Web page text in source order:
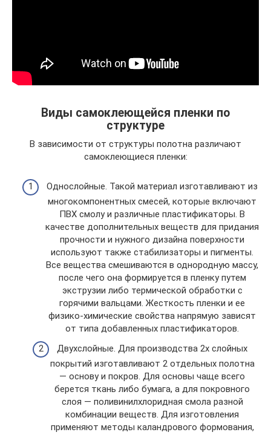
Виды самоклеющейся пленки по
структуре
В зависимости от структуры полотна различают
самоклеющиеся пленки:
Однослойные. Такой материал изготавливают из
многокомпонентных смесей, которые включают
ПВХ смолу и различные пластификаторы. В
качестве дополнительных веществ для придания
прочности и нужного дизайна поверхности
используют также стабилизаторы и пигменты.
Все вещества смешиваются в однородную массу,
после чего она формируется в пленку путем
экструзии либо термической обработки с
горячими вальцами. Жесткость пленки и ее
физико-химические свойства напрямую зависят
от типа добавленных пластификаторов.
Двухслойные. Для производства 2х слойных
покрытий изготавливают 2 отдельных полотна
— основу и покров. Для основы чаще всего
берется ткань либо бумага, а для покровного
слоя — поливинилхлоридная смола разной
комбинации веществ. Для изготовления
применяют методы каландрового формования,